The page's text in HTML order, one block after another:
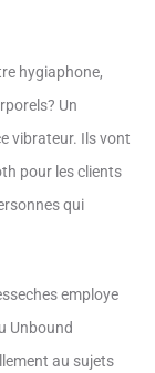
hygiaphone,
Un
vibrateur. Ils vont
pour les clients
qui
employe
Unbound
au sujets